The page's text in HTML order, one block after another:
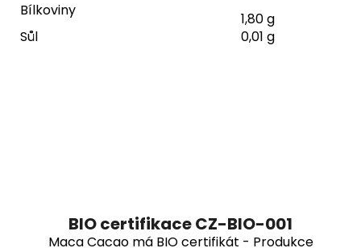
Bílkoviny
1,80 g
Sůl
0,01 g
BIO certifikace CZ-BIO-001
Maca Cacao má BIO certifikát - Produkce